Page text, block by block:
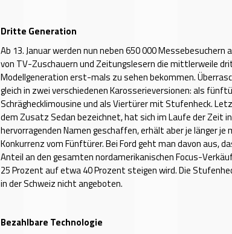
Dritte Generation
Ab 13. Januar werden nun neben 650 000 Messebesuchern
von TV-Zuschauern und Zeitungslesern die mittlerweile
Modellgeneration erst-mals zu sehen bekommen.
gleich in zwei verschiedenen Karosserieversionen: als
Schräghecklimousine und als Viertürer mit Stufenheck.
dem Zusatz Sedan bezeichnet, hat sich im Laufe der Zeit in
hervorragenden Namen geschaffen, erhält aber je länger
Konkurrenz vom Fünftürer. Bei Ford geht man davon aus,
Anteil an den gesamten nordamerikanischen Focus-
25 Prozent auf etwa 40 Prozent steigen wird. Die
in der Schweiz nicht angeboten.
Bezahlbare Technologie